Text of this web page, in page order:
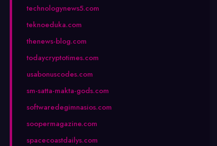
technologynews5.com
teknoeduka.com
thenews-blog.com
todaycryptotimes.com
usabonuscodes.com
sm-satta-makta-gods.com
softwaredegimnasios.com
soopermagazine.com
spacecoastdailys.com